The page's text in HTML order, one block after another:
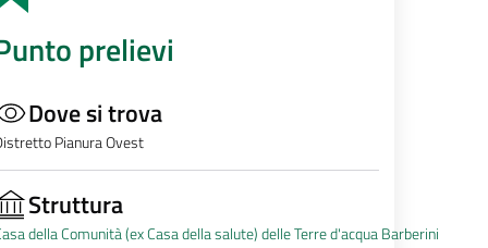
prelievi
Dove si trova
Pianura Ovest
Struttura
della Comunità (ex Casa della salute) delle Terre d'acqua Barberini